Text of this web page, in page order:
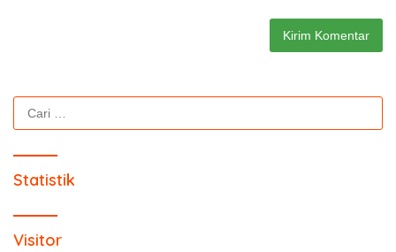
Cari
untuk:
Statistik
Visitor